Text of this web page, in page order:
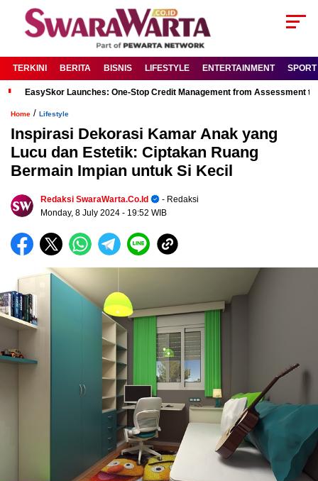
TERKINI BERITA BISNIS LIFESTYLE ENTERTAINMENT SPORT
EasySkor Launches: One-Stop Credit Management from Assessment
Home / Lifestyle
Inspirasi Dekorasi Kamar Anak yang
Lucu dan Estetik: Ciptakan Ruang
Bermain Impian untuk Si Kecil
Redaksi SwaraWarta.co.id
- Redaksi
Monday, 8 July 2024 - 19:52 WIB